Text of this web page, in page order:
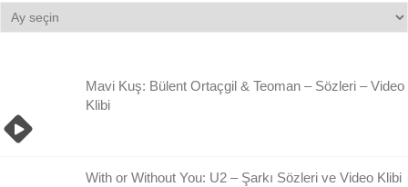
Bilgi
Damlası
Mavi Kuş: Bülent Ortaçgil & Teoman – Sözleri – Video
Klibi
With or Without You: U2 – Şarkı Sözleri ve Video Klibi